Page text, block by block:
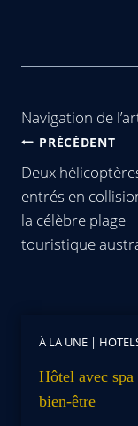
Navigation de
PRÉCÉDENT
Deux
entrés en
la célèbre plage
touristique
À LA UNE |
Hôtel avec
bien-être